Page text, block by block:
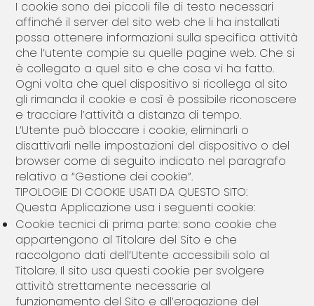
I cookie sono dei piccoli file di testo necessari
affinché il server del sito web che li ha installati
possa ottenere informazioni sulla specifica attività
che l’utente compie su quelle pagine web. Che si
è collegato a quel sito e che cosa vi ha fatto.
Ogni volta che quel dispositivo si ricollega al sito
gli rimanda il cookie e così è possibile riconoscere
e tracciare l’attività a distanza di tempo.
L’Utente può bloccare i cookie, eliminarli o
disattivarli nelle impostazioni del dispositivo o del
browser come di seguito indicato nel paragrafo
relativo a “Gestione dei cookie”.
TIPOLOGIE DI COOKIE USATI DA QUESTO SITO:
Questa Applicazione usa i seguenti cookie:
Cookie tecnici di prima parte: sono cookie che
appartengono al Titolare del Sito e che
raccolgono dati dell’Utente accessibili solo al
Titolare. Il sito usa questi cookie per svolgere
attività strettamente necessarie al
funzionamento del Sito e all’erogazione del